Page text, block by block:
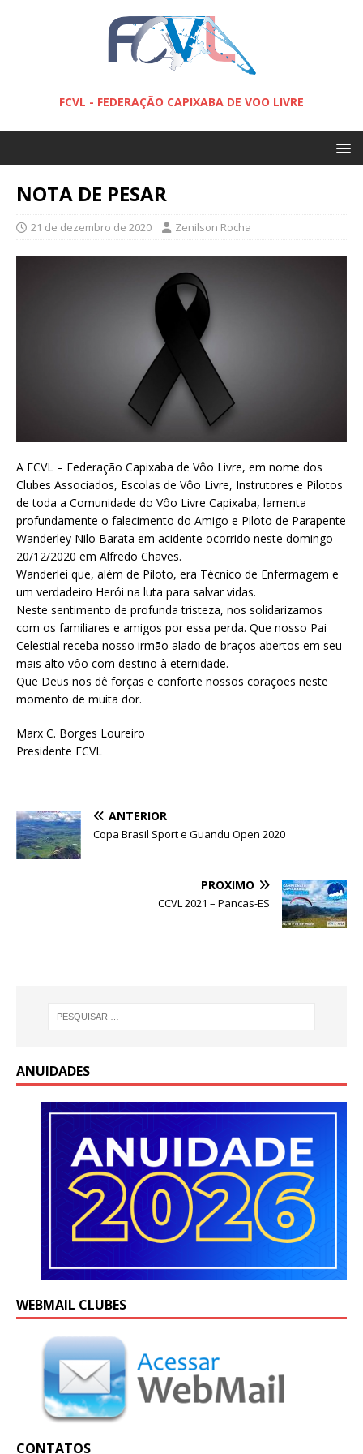
FCVL - FEDERAÇÃO CAPIXABA DE VOO LIVRE
NOTA DE PESAR
21 de dezembro de 2020 Zenilson Rocha
A FCVL – Federação Capixaba de Vôo Livre, em nome dos
Clubes Associados, Escolas de Vôo Livre, Instrutores e Pilotos
de toda a Comunidade do Vôo Livre Capixaba, lamenta
profundamente o falecimento do Amigo e Piloto de Parapente
Wanderley Nilo Barata em acidente ocorrido neste domingo
20/12/2020 em Alfredo Chaves.
Wanderlei que, além de Piloto, era Técnico de Enfermagem e
um verdadeiro Herói na luta para salvar vidas.
Neste sentimento de profunda tristeza, nos solidarizamos
com os familiares e amigos por essa perda. Que nosso Pai
Celestial receba nosso irmão alado de braços abertos em seu
mais alto vôo com destino à eternidade.
Que Deus nos dê forças e conforte nossos corações neste
momento de muita dor.
Marx C. Borges Loureiro
Presidente FCVL
ANTERIOR
Copa Brasil Sport e Guandu Open 2020
PRÓXIMO
CCVL 2021 – Pancas-ES
ANUIDADES
WEBMAIL CLUBES
CONTATOS